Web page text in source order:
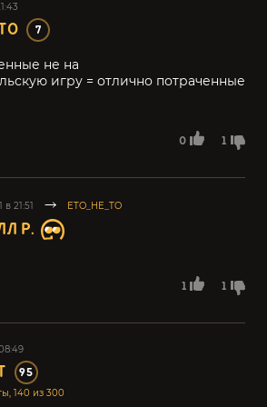
7
0 1
не на
игру = отлично потраченные
в 21:51 ETO_HE_TO
Р.
1 1
95
140 из 300